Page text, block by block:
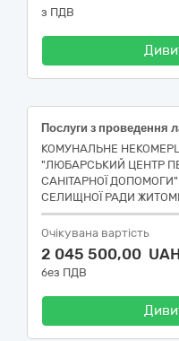
з ПДВ
КОМУНАЛЬНЕ
"ЛЮБАРСЬКИЙ ЦЕНТР
САНІТАРНОЇ
СЕЛИЩНОЇ РАДИ
Очікувана вартість
2 045 500,00 UAH
без ПДВ